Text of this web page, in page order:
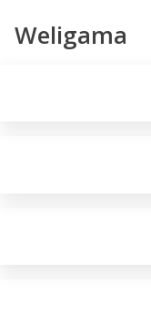
Weligama